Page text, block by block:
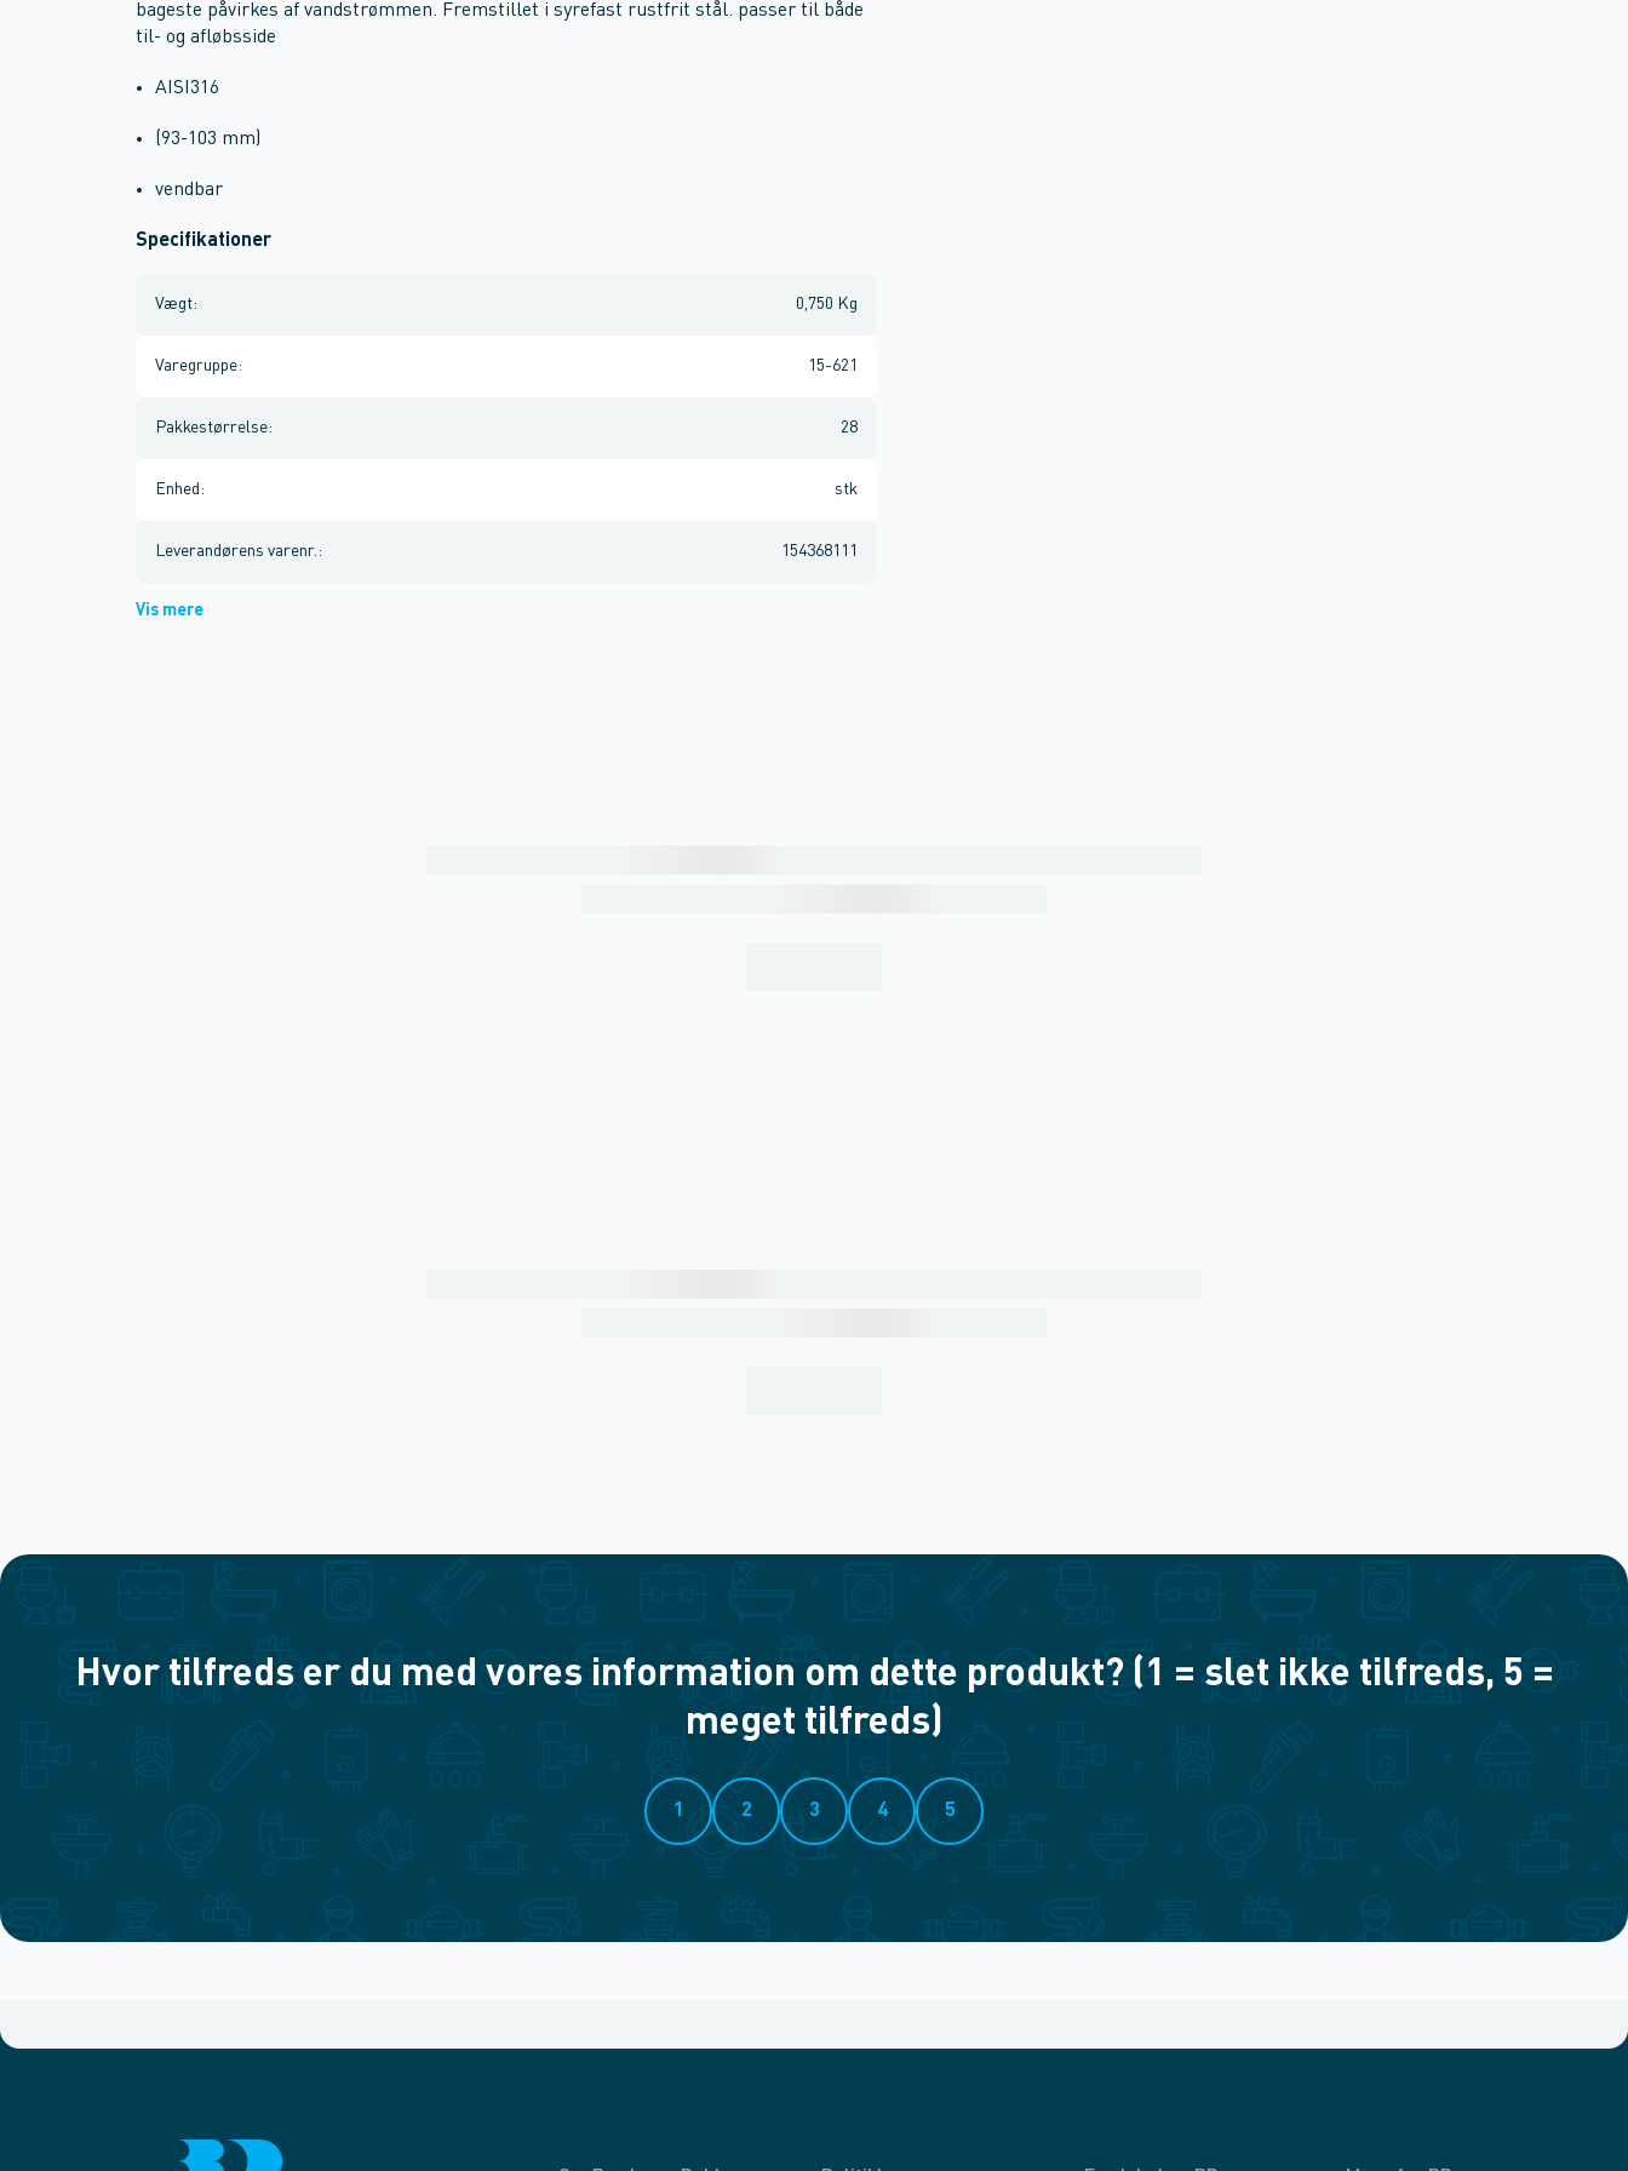
bageste påvirkes af vandstrømmen. Fremstillet i syrefast rustfrit stål. passer til både
til- og afløbsside
AISI316
(93-103 mm)
vendbar
Specifikationer
Vægt: 0,750 Kg
Varegruppe: 15-621
Pakkestørrelse: 28
Enhed : stk
Leverandørens varenr. : 154368111
Vis mere
Hvor tilfreds er du med vores information om dette produkt? (1 = slet ikke tilfreds, 5 =
meget tilfreds)
1 2 3 4 5